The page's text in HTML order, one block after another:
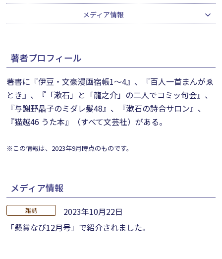
メディア情報
著者プロフィール
著書に『伊豆・文豪漫画宿帳1～4』、『百人一首まんがゑ
とき』、『「漱石」と「龍之介」の二人でコミッ句会』、
『与謝野晶子のミダレ髪48』、『漱石の詩合サロン』、
『猫越46 うた本』（すべて文芸社）がある。
※この情報は、2023年9月時点のものです。
メディア情報
雑誌
2023年10月22日
「懸賞なび12月号」で紹介されました。